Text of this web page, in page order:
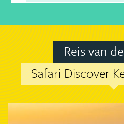
Reis van
Safari Discover